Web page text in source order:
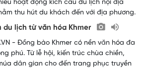
hoạt động kích cầu du lịch nội địa
thu hút du khách đến với địa phương.
du lịch từ văn hóa Khmer
- Đồng bào Khmer có nền văn hóa đa
phú. Từ lễ hội, kiến trúc chùa chiền,
dân gian cho đến trang phục truyền